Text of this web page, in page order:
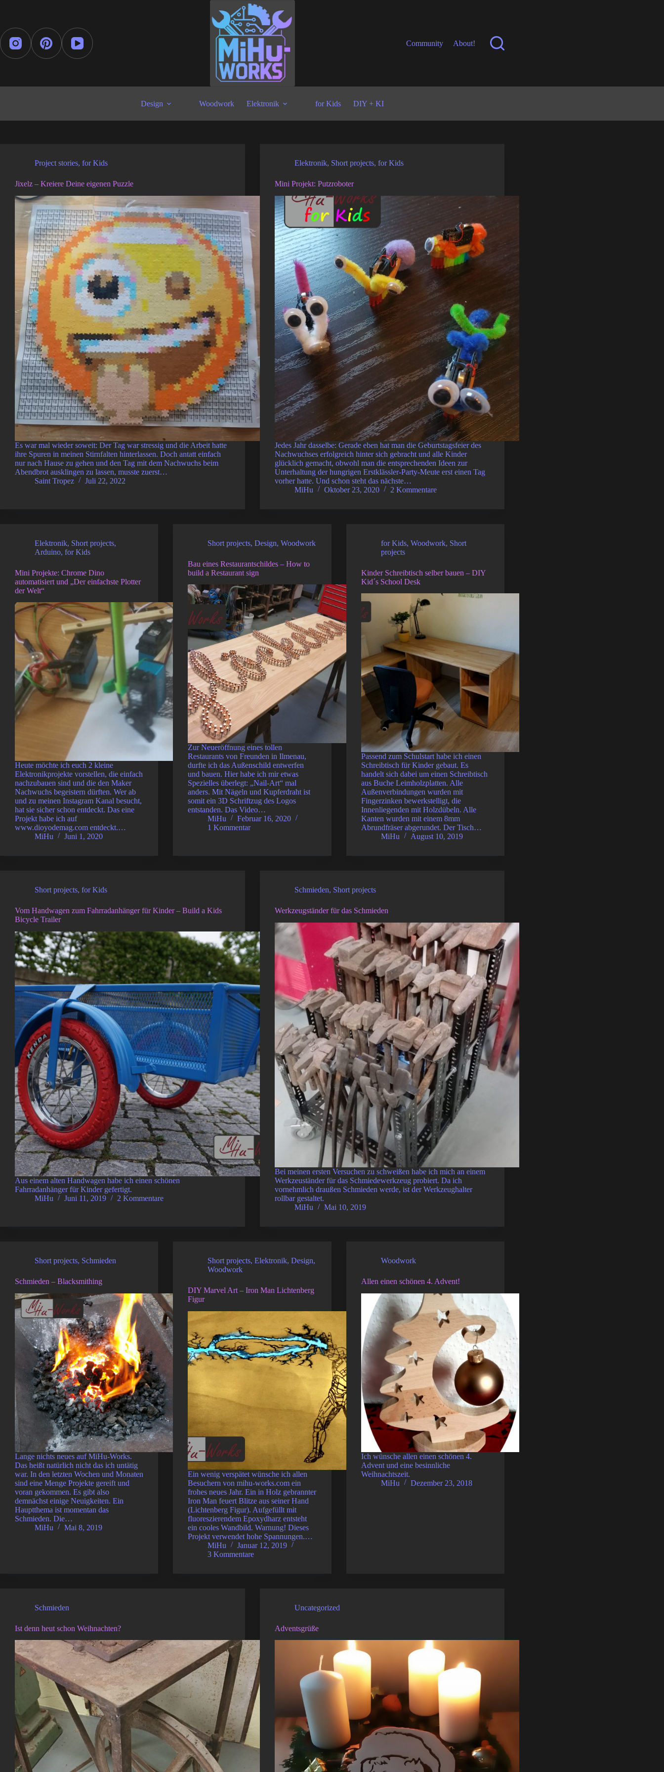
Community About!
Design Woodwork Elektronik for Kids DIY + KI
Project stories, for Kids
Jixelz – Kreiere Deine eigenen Puzzle
Es war mal wieder soweit: Der Tag war stressig und die Arbeit hatte
ihre Spuren in meinen Stirnfalten hinterlassen. Doch antatt einfach
nur nach Hause zu gehen und den Tag mit dem Nachwuchs beim
Abendbrot ausklingen zu lassen, musste zuerst…
Saint Tropez
Juli 22, 2022
Elektronik, Short projects, for Kids
Mini Projekt: Putzroboter
Jedes Jahr dasselbe: Gerade eben hat man die Geburtstagsfeier des
Nachwuchses erfolgreich hinter sich gebracht und alle Kinder
glücklich gemacht, obwohl man die entsprechenden Ideen zur
Unterhaltung der hungrigen Erstklässler-Party-Meute erst einen Tag
vorher hatte. Und schon steht das nächste…
MiHu
Oktober 23, 2020 2 Kommentare
Elektronik, Short projects,
Arduino, for Kids
Mini Projekte: Chrome Dino
automatisiert und „Der einfachste Plotter
der Welt“
Heute möchte ich euch 2 kleine
Elektronikprojekte vorstellen, die einfach
nachzubauen sind und die den Maker
Nachwuchs begeistern dürften. Wer ab
und zu meinen Instagram Kanal besucht,
hat sie sicher schon entdeckt. Das eine
Projekt habe ich auf
www.dioyodemag.com entdeckt.…
MiHu
Juni 1, 2020
Short projects,Design,Woodwork
Bau eines Restaurantschildes – How to
build a Restaurant sign
Zur Neueröffnung eines tollen
Restaurants von Freunden in Ilmenau,
durfte ich das Außenschild entwerfen
und bauen. Hier habe ich mir etwas
Spezielles überlegt: „Nail-Art“ mal
anders. Mit Nägeln und Kupferdraht ist
somit ein 3D Schriftzug des Logos
entstanden. Das Video…
MiHu
Februar 16, 2020
1 Kommentar
for Kids, Woodwork, Short
projects
Kinder Schreibtisch selber bauen – DIY
Kid´s School Desk
Passend zum Schulstart habe ich einen
Schreibtisch für Kinder gebaut. Es
handelt sich dabei um einen Schreibtisch
aus Buche Leimholzplatten. Alle
Außenverbindungen wurden mit
Fingerzinken bewerkstelligt, die
Innenliegenden mit Holzdübeln. Alle
Kanten wurden mit einem 8mm
Abrundfräser abgerundet. Der Tisch…
MiHu
August 10, 2019
Short projects, for Kids
Vom Handwagen zum Fahrradanhänger für Kinder – Build a Kids
Bicycle Trailer
Aus einem alten Handwagen habe ich einen schönen
Fahrradanhänger für Kinder gefertigt.
MiHu
Juni 11, 2019 2 Kommentare
Schmieden, Short projects
Werkzeugständer für das Schmieden
Bei meinen ersten Versuchen zu schweißen habe ich mich an einem
Werkzeuständer für das Schmiedewerkzeug probiert. Da ich
vornehmlich draußen Schmieden werde, ist der Werkzeughalter
rollbar gestaltet.
MiHu
Mai 10, 2019
Short projects, Schmieden
Schmieden – Blacksmithing
Lange nichts neues auf MiHu-Works.
Das heißt natürlich nicht das ich untätig
war. In den letzten Wochen und Monaten
sind eine Menge Projekte gereift und
voran gekommen. Es gibt also
demnächst einige Neuigkeiten. Ein
Hauptthema ist momentan das
Schmieden. Die…
MiHu
Mai 8, 2019
Short projects,Elektronik,Design,
Woodwork
DIY Marvel Art – Iron Man Lichtenberg
Figur
Ein wenig verspätet wünsche ich allen
Besuchern von mihu-works.com ein
frohes neues Jahr. Ein in Holz gebrannter
Iron Man feuert Blitze aus seiner Hand
(Lichtenberg Figur). Aufgefüllt mit
fluoreszierendem Epoxydharz entsteht
ein cooles Wandbild. Warnung! Dieses
Projekt verwendet hohe Spannungen.…
MiHu
Januar 12, 2019
3 Kommentare
Woodwork
Allen einen schönen 4. Advent!
Ich wünsche allen einen schönen 4.
Advent und eine besinnliche
Weihnachtszeit.
MiHu
Dezember 23, 2018
Schmieden
Ist denn heut schon Weihnachten?
Uncategorized
Adventsgrüße